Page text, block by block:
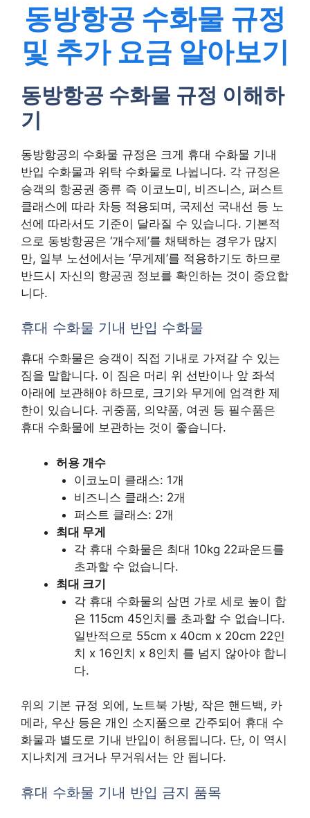
동방항공 수화물 규정
및 추가 요금 알아보기
동방항공 수화물 규정 이해하
기
동방항공의 수화물 규정은 크게 휴대 수화물 기내
반입 수화물과 위탁 수화물로 나뉩니다. 각 규정은
승객의 항공권 종류 즉 이코노미, 비즈니스, 퍼스트
클래스에 따라 차등 적용되며, 국제선 국내선 등 노
선에 따라서도 기준이 달라질 수 있습니다. 기본적
으로 동방항공은 ‘개수제’를 채택하는 경우가 많지
만, 일부 노선에서는 ‘무게제’를 적용하기도 하므로
반드시 자신의 항공권 정보를 확인하는 것이 중요합
니다.
휴대 수화물 기내 반입 수화물
휴대 수화물은 승객이 직접 기내로 가져갈 수 있는
짐을 말합니다. 이 짐은 머리 위 선반이나 앞 좌석
아래에 보관해야 하므로, 크기와 무게에 엄격한 제
한이 있습니다. 귀중품, 의약품, 여권 등 필수품은
휴대 수화물에 보관하는 것이 좋습니다.
허용 개수
이코노미 클래스: 1개
비즈니스 클래스: 2개
퍼스트 클래스: 2개
최대 무게
각 휴대 수화물은 최대 10kg 22파운드를
초과할 수 없습니다.
최대 크기
각 휴대 수화물의 삼면 가로 세로 높이 합
은 115cm 45인치를 초과할 수 없습니다.
일반적으로 55cm x 40cm x 20cm 22인
치 x 16인치 x 8인치 를 넘지 않아야 합니
다.
위의 기본 규정 외에, 노트북 가방, 작은 핸드백, 카
메라, 우산 등은 개인 소지품으로 간주되어 휴대 수
화물과 별도로 기내 반입이 허용됩니다. 단, 이 역시
지나치게 크거나 무거워서는 안 됩니다.
휴대 수화물 기내 반입 금지 품목